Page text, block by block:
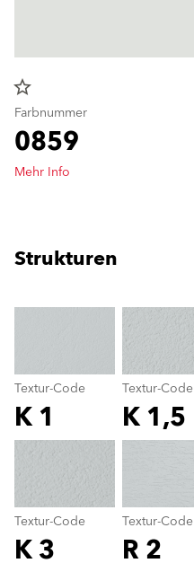
star_border
Farbnummer
0859
Mehr Info
Strukturen
Textur-Code
K 1
Textur-Code
K 1,5
Textur-Code
K 3
Textur-Code
R 2
Textur-Code
color_name